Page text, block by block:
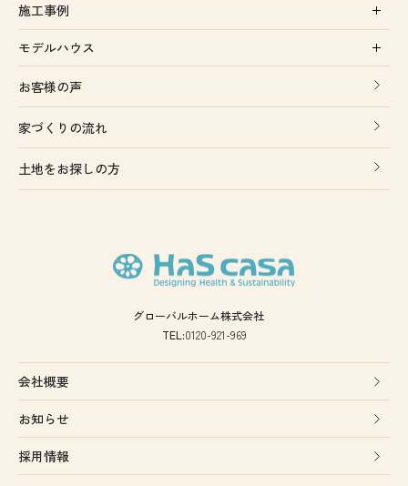
施工事例
モデルハウス
お客様の声
家づくりの流れ
土地をお探しの方
グローバルホーム株式会社
TEL:0120-921-969
会社概要
お知らせ
採用情報